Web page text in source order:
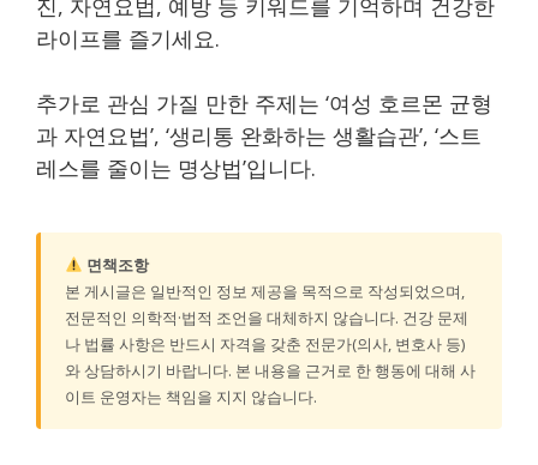
진, 자연요법, 예방 등 키워드를 기억하며 건강한
라이프를 즐기세요.
추가로 관심 가질 만한 주제는 ‘여성 호르몬 균형
과 자연요법’, ‘생리통 완화하는 생활습관’, ‘스트
레스를 줄이는 명상법’입니다.
면책조항
본 게시글은 일반적인 정보 제공을 목적으로 작성되었으며,
전문적인 의학적·법적 조언을 대체하지 않습니다. 건강 문제
나 법률 사항은 반드시 자격을 갖춘 전문가(의사, 변호사 등)
와 상담하시기 바랍니다. 본 내용을 근거로 한 행동에 대해 사
이트 운영자는 책임을 지지 않습니다.